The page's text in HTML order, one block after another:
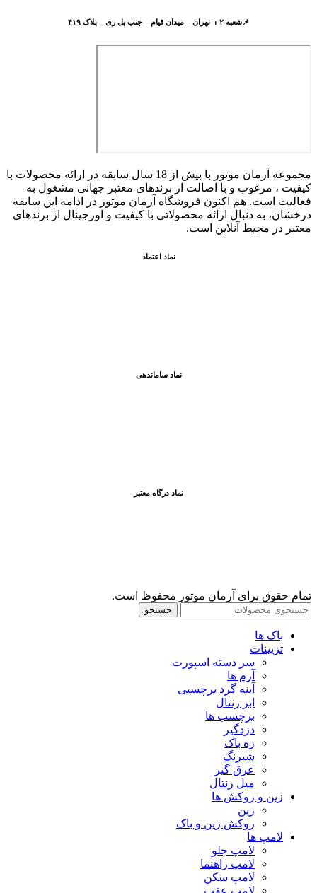
📌شعبه ۲ : تهران – میدان قیام – جنب پل ری – پلاک ۴۱۹
مجموعه آرمان موتور با بیش از 18 سال سابقه در ارائه محصولات با
کيفيت ، مرغوب و با اصالت از برندهای معتبر جهانی مشغول به
فعاليت است. هم اکنون فروشگاه آرمان موتور در ادامه اين سابقه
درخشان، به دنبال ارائه محصولاتی با کيفيت و اورجينال از برندهای
معتبر در محيط آنلاين است.
نماد اعتماد
نماد ساماندهی
نماد درگاه معتبر
تمام حقوق برای آرمان موتور محفوظ است.
جستجو
باک ها
تزیینات
سر دسته اسپورت
آرم ها
آینه گرد برچسبی
ابر رنتال
برچسب ها
دزدگیر
زه باک
شبرنگ
عرق گیر
میل رنتال
زین و روکش ها
زین
روکش زین و باک
لامپ ها
لامپ جلو
لامپ راهنما
لامپ سکن
لامپ عقب